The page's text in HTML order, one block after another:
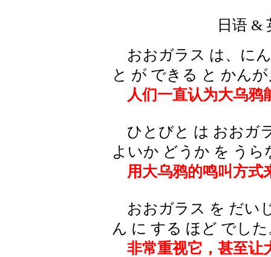
日语 &
おおガラス は、に
と が できる と かん
人们一直认为大乌鸦
ひとびと は おおガ
よいか どうか を うら
用大乌鸦的鸣叫方式
おおガラス を だい
ん に する ほど でした
非常重视它，甚至让